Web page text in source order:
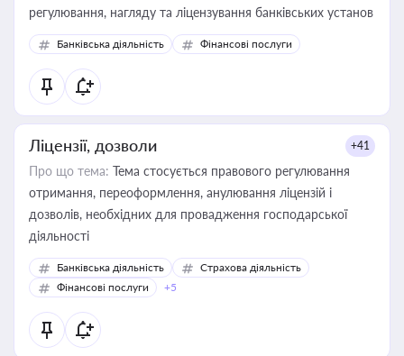
регулювання, нагляду та ліцензування банківських установ
Банківська діяльність Фінансові послуги
Ліцензії, дозволи +41
Про що тема: Тема стосується правового регулювання
отримання, переоформлення, анулювання ліцензій і
дозволів, необхідних для провадження господарської
діяльності
Банківська діяльність
Страхова діяльність
Фінансові послуги
+5